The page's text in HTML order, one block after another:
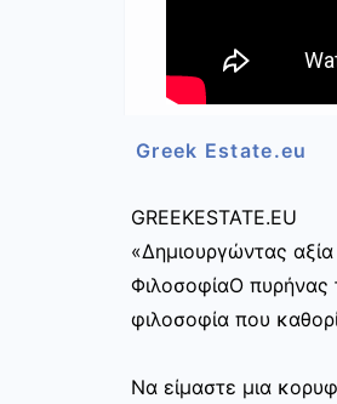
Greek Estate.eu
GREEKESTATE.EU
«Δημιουργώντας
ΦιλοσοφίαΟ πυρήνας
φιλοσοφία που
Να είμαστε μια